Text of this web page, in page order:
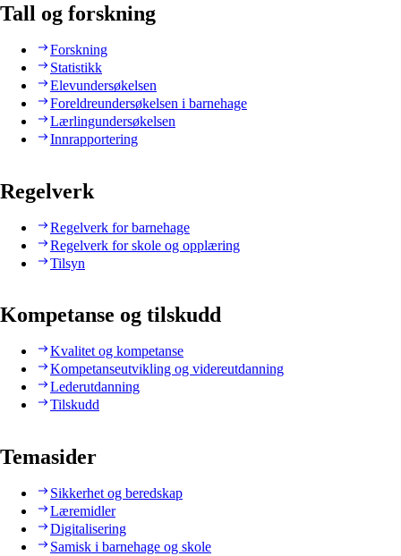
Tall og forskning
Forskning
Statistikk
Elevundersøkelsen
Foreldreundersøkelsen i barnehage
Lærlingundersøkelsen
Innrapportering
Regelverk
Regelverk for barnehage
Regelverk for skole og opplæring
Tilsyn
Kompetanse og tilskudd
Kvalitet og kompetanse
Kompetanseutvikling og videreutdanning
Lederutdanning
Tilskudd
Temasider
Sikkerhet og beredskap
Læremidler
Digitalisering
Samisk i barnehage og skole